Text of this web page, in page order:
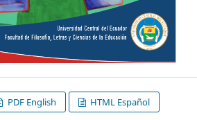
PDF English
HTML Español